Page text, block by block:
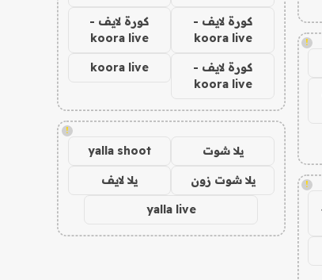
!
!
كورة لايف -
koora live
كورة لايف -
koora live
كورة لايف -
koora live
koora live
!
يلا شوت yalla shoot
يلا شوت زون يلا لايف
yalla live